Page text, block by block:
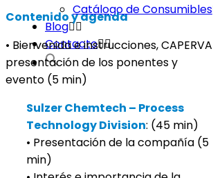
Catálogo de Consumibles
Blog
Contacto
Contenido y agenda
• Bienvenida e instrucciones, CAPERVA
presentación de los ponentes y
evento (5 min)
Sulzer Chemtech – Process
Technology Division: (45 min)
• Presentación de la compañía (5
min)